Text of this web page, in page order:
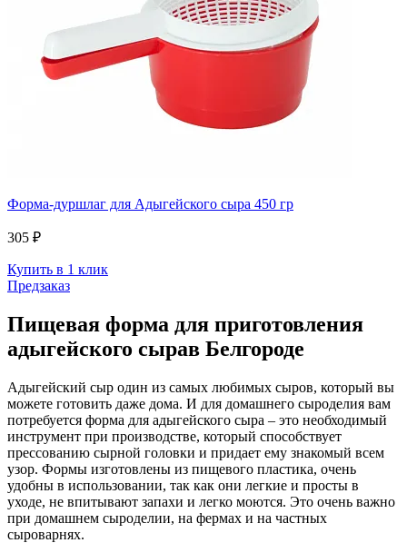
Форма-дуршлаг для Адыгейского сыра 450 гр
305 ₽
Купить в 1 клик
Предзаказ
Пищевая форма для приготовления
адыгейского сырав Белгороде
Адыгейский сыр один из самых любимых сыров, который вы
можете готовить даже дома. И для домашнего сыроделия вам
потребуется форма для адыгейского сыра – это необходимый
инструмент при производстве, который способствует
прессованию сырной головки и придает ему знакомый всем
узор. Формы изготовлены из пищевого пластика, очень
удобны в использовании, так как они легкие и просты в
уходе, не впитывают запахи и легко моются. Это очень важно
при домашнем сыроделии, на фермах и на частных
сыроварнях.